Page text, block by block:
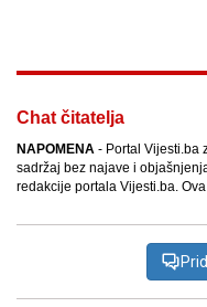
Chat čitatelja
NAPOMENA - Portal Vijesti.ba
sadržaj bez najave i
redakcije portala Vijesti.ba.